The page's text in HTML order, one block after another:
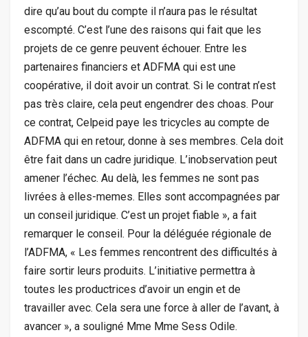
dire qu’au bout du compte il n’aura pas le résultat
escompté. C’est l’une des raisons qui fait que les
projets de ce genre peuvent échouer. Entre les
partenaires financiers et ADFMA qui est une
coopérative, il doit avoir un contrat. Si le contrat n’est
pas très claire, cela peut engendrer des choas. Pour
ce contrat, Celpeid paye les tricycles au compte de
ADFMA qui en retour, donne à ses membres. Cela doit
être fait dans un cadre juridique. L’inobservation peut
amener l’échec. Au delà, les femmes ne sont pas
livrées à elles-memes. Elles sont accompagnées par
un conseil juridique. C’est un projet fiable », a fait
remarquer le conseil. Pour la déléguée régionale de
l’ADFMA, « Les femmes rencontrent des difficultés à
faire sortir leurs produits. L’initiative permettra à
toutes les productrices d’avoir un engin et de
travailler avec. Cela sera une force à aller de l’avant, à
avancer », a souligné Mme Mme Sess Odile.